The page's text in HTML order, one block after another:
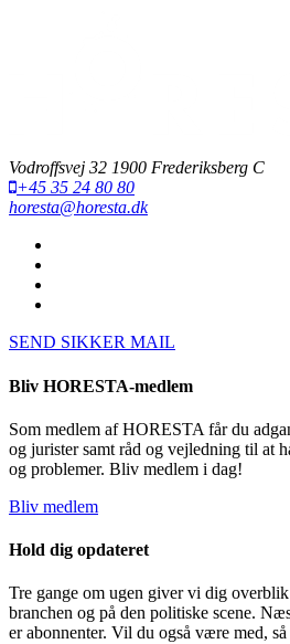
Vodroffsvej 32 1900 Frederiksberg C
+45 35 24 80 80
horesta@horesta.dk
SEND SIKKER MAIL
Bliv HORESTA-medlem
Som medlem af HORESTA får du
og jurister samt råd og vejledning til at
og problemer. Bliv medlem i dag!
Bliv medlem
Hold dig opdateret
Tre gange om ugen giver vi dig
branchen og på den politiske scene.
er abonnenter. Vil du også være med,